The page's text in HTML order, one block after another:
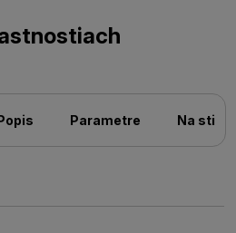
Parametre Na